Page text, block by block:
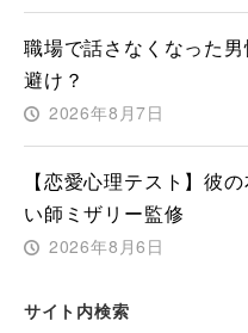
職場で話さなくなった
避け？
2026年8月7日
【恋愛心理テスト】彼
い師ミザリー監修
2026年8月6日
サイト内検索